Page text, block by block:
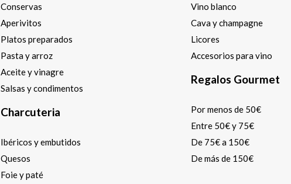
Conservas
Aperivitos
Platos preparados
Pasta y arroz
Aceite y vinagre
Salsas y condimentos
Charcuteria
Ibéricos y embutidos
Quesos
Foie y paté
Vino blanco
Cava y champagne
Licores
Accesorios para vino
Regalos Gourmet
Por menos de 50€
Entre 50€ y 75€
De 75€ a 150€
De más de 150€